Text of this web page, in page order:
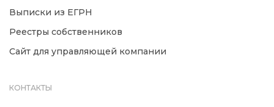
Выписки из ЕГРН
Реестры собственников
Сайт для управляющей компании
КОНТАКТЫ